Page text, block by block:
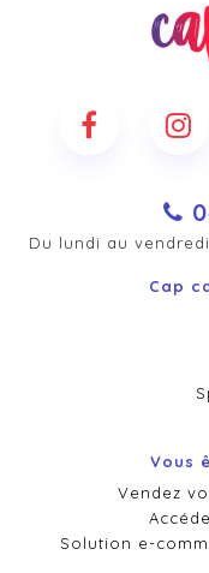
Du lundi au
Cap
Vous
Vendez
Solution e-